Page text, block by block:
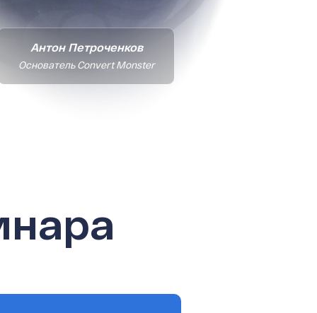
Основатель Convert Monster
Антон Петроченков